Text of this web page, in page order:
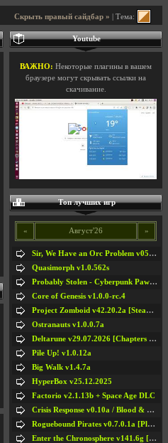
Скрыть правый сайдбар » | Тема:
Youtube
ВАЖНО: Некоторые плагины в вашем
браузере могут скрывать ссылки на
скачивание.
Топ лучших игр
« Август'26 »
Sir, We Have an Orc Problem v05.08.2026
Quasimorph v1.0.562s
Probably Stolen - Cyberpunk Pawnshop Simulator v048c [Playtest]
Core of Genesis v1.0.0-rc.4
Project Zomboid v42.20.2a [Steam Early Access]
Ostranauts v1.0.0.7a
Deltarune v29.07.2026 [Chapters 1-5] / + RUS [Chapters 1-5]
Pile Up! v1.0.12a
Big Walk v1.4.7a
HyperBox v25.12.2025
Factorio v2.1.13b + Space Age DLC
Crisis Response v0.10a / Blood & Bullet
Roguebound Pirates v0.7.0.1a [Playtest]
Enter the Chronosphere v141.6g [Steam Early Access]